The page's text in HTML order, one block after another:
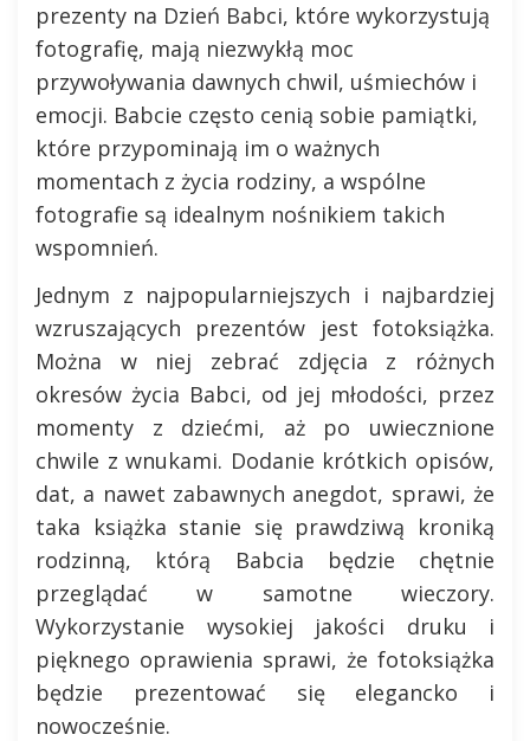
prezenty na Dzień Babci, które wykorzystują
fotografię, mają niezwykłą moc
przywoływania dawnych chwil, uśmiechów i
emocji. Babcie często cenią sobie pamiątki,
które przypominają im o ważnych
momentach z życia rodziny, a wspólne
fotografie są idealnym nośnikiem takich
wspomnień.
Jednym z najpopularniejszych i najbardziej
wzruszających prezentów jest fotoksiążka.
Można w niej zebrać zdjęcia z różnych
okresów życia Babci, od jej młodości, przez
momenty z dziećmi, aż po uwiecznione
chwile z wnukami. Dodanie krótkich opisów,
dat, a nawet zabawnych anegdot, sprawi, że
taka książka stanie się prawdziwą kroniką
rodzinną, którą Babcia będzie chętnie
przeglądać w samotne wieczory.
Wykorzystanie wysokiej jakości druku i
pięknego oprawienia sprawi, że fotoksiążka
będzie prezentować się elegancko i
nowocześnie.